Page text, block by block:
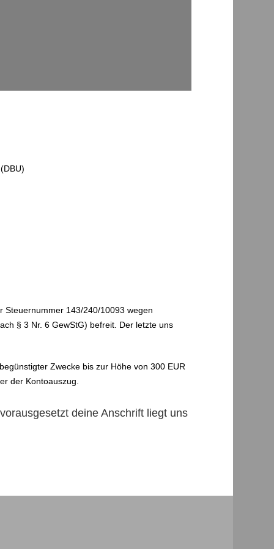
Steuernummer 143/240/10093 wegen
§ 3 Nr. 6 GewStG) befreit. Der letzte uns
Zwecke bis zur Höhe von 300 EUR
der Kontoauszug.
deine Anschrift liegt uns